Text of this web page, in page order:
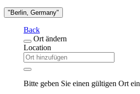
"Berlin, Germany"
Back
Ort ändern
Location
Bitte geben Sie einen gültigen Ort ein